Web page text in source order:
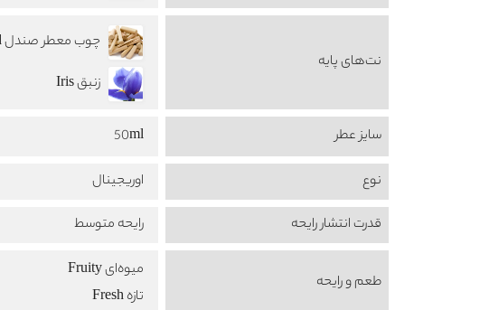
نت‌های پایه
چوب معطر صندل Sandalwood
زنبق Iris
سایز عطر 50ml
نوع
اوریجینال
قدرت انتشار رایحه
رایحه متوسط
طعم‌ و رایحه
میوه‌ای Fruity
تازه Fresh